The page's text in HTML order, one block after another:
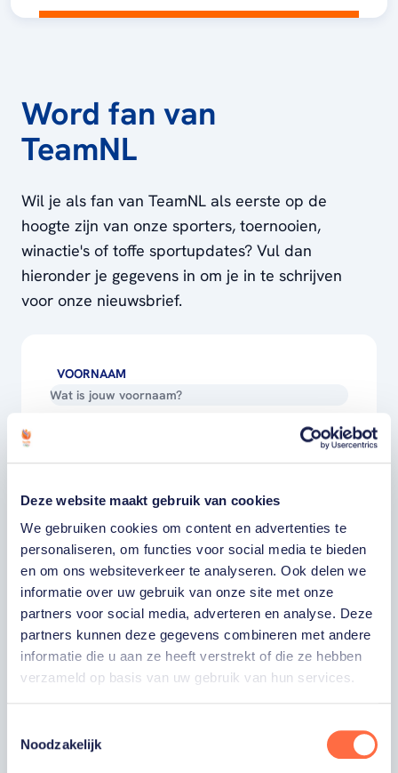
Deze website maakt gebruik van cookies
We gebruiken cookies om content en advertenties te
personaliseren, om functies voor social media te bieden
en om ons websiteverkeer te analyseren. Ook delen we
informatie over uw gebruik van onze site met onze
partners voor social media, adverteren en analyse. Deze
partners kunnen deze gegevens combineren met andere
informatie die u aan ze heeft verstrekt of die ze hebben
verzameld op basis van uw gebruik van hun services.
Noodzakelijk
Word fan van
TeamNL
Wil je als fan van TeamNL als eerste op de
hoogte zijn van onze sporters, toernooien,
winactie's of toffe sportupdates? Vul dan
hieronder je gegevens in om je in te schrijven
voor onze nieuwsbrief.
VOORNAAM
Ja, ik word fan van TeamNL en ontvang
graag gepersonaliseerd nieuws over
TeamNL, het TeamNL Huis, interviews, acties,
kortingen, voorrang op evenementen,
video’s en merchandise. Je kunt je op elk
moment uitschrijven. *
Ja, ik wil als fan van TeamNL op de hoogte
acties van onze commerciële partners en